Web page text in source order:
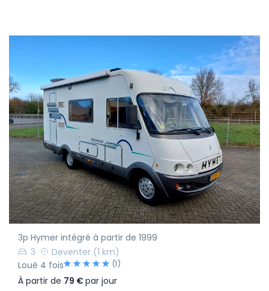
3p Hymer intégré à partir de 1999
3
Deventer (1 km)
Loué 4 fois
(1)
À partir de 79 €par jour